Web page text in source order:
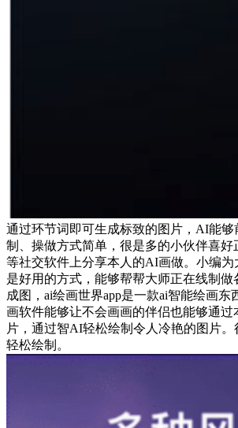
通过环节词即可生成标致的图片，AI能
制、操做方式简单，很是多的小伙伴喜好
等社交软件上分享本人的AI画做。小编为
是好用的方式，能够帮帮大师正在线制做
成图，ai绘画世界app是一款ai智能绘画东
画软件能够让不会画画的伴侣也能够通过
片，通过智AI轻松绘制令人冷艳的图片
轻松绘制。